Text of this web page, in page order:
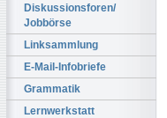
Diskussionsforen/
Jobbörse
Linksammlung
E-Mail-Infobriefe
Grammatik
Lernwerkstatt